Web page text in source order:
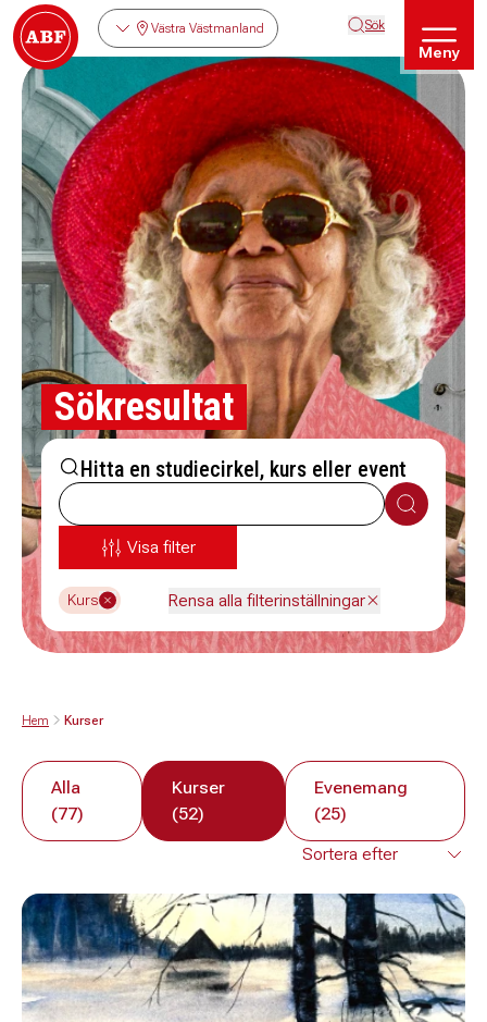
Västra Västmanland Sök
Meny
Sökresultat
Hitta en studiecirkel, kurs eller event
Sök
Visa filter
Kurs Rensa alla filterinställningar
Hem Kurser
Alla
(77)
Kurser
(52)
Evenemang
(25)